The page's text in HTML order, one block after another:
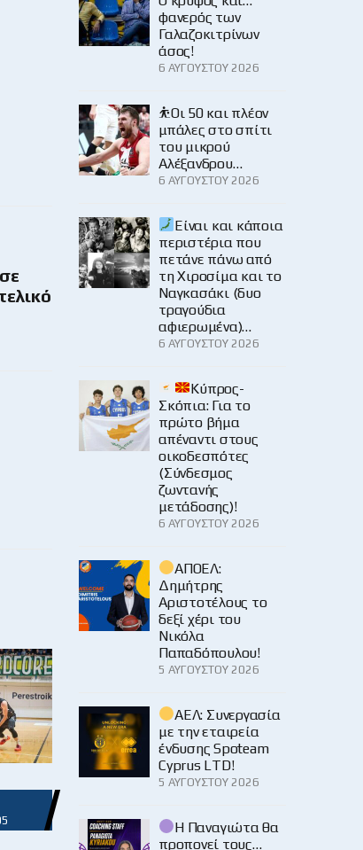
φανερός των
Γαλαζοκιτρίνων
άσος!
6 ΑΥΓΟΎΣΤΟΥ 2026
⛹️Οι 50 και πλέον
μπάλες στο σπίτι
του μικρού
Αλέξανδρου…
6 ΑΥΓΟΎΣΤΟΥ 2026
Είναι και κάποια
περιστέρια που
πετάνε πάνω από
τη Χιροσίμα και το
Ναγκασάκι (δυο
τραγούδια
αφιερωμένα)…
6 ΑΥΓΟΎΣΤΟΥ 2026
Κύπρος-
Σκόπια: Για το
πρώτο βήμα
απέναντι στους
οικοδεσπότες
(Σύνδεσμος
ζωντανής
μετάδοσης)!
6 ΑΥΓΟΎΣΤΟΥ 2026
ΑΠΟΕΛ:
Δημήτρης
Αριστοτέλους το
δεξί χέρι του
Νικόλα
Παπαδόπουλου!
5 ΑΥΓΟΎΣΤΟΥ 2026
ΑΕΛ: Συνεργασία
με την εταιρεία
ένδυσης Spoteam
Cyprus LTD!
5 ΑΥΓΟΎΣΤΟΥ 2026
Η Παναγιώτα θα
προπονεί τους…